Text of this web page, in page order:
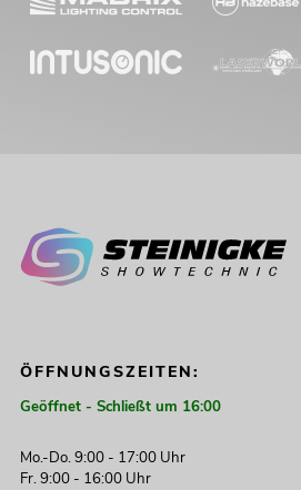
ÖFFNUNGSZEITEN:
Geöffnet - Schließt um 16:00
Mo.-Do. 9:00 - 17:00 Uhr
Fr. 9:00 - 16:00 Uhr